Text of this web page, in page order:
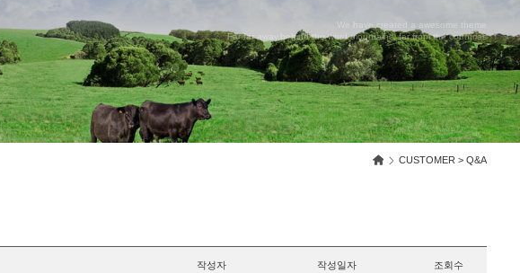
We have created a awesome theme
Far far away,behind the word mountains, far from the countries
CUSTOMER > Q&A
작성자 작성일자 조회수